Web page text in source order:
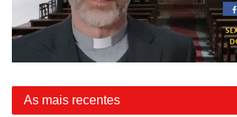
As mais recentes